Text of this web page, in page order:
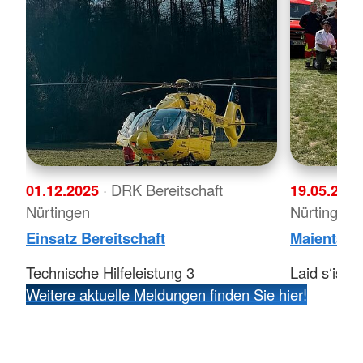
01.12.2025 · DRK Bereitschaft
Nürtingen
Einsatz Bereitschaft
Technische Hilfeleistung 3
Nürtingen
Maientag
Laid
Weitere aktuelle Meldungen finden Sie hier!